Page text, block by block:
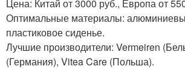
Цена: Китай от 3000 руб., Европа от
Оптимальные материалы:
пластиковое сиденье.
Лучшие производители: Vermeiren
(Германия), Vitea Care (Польша).